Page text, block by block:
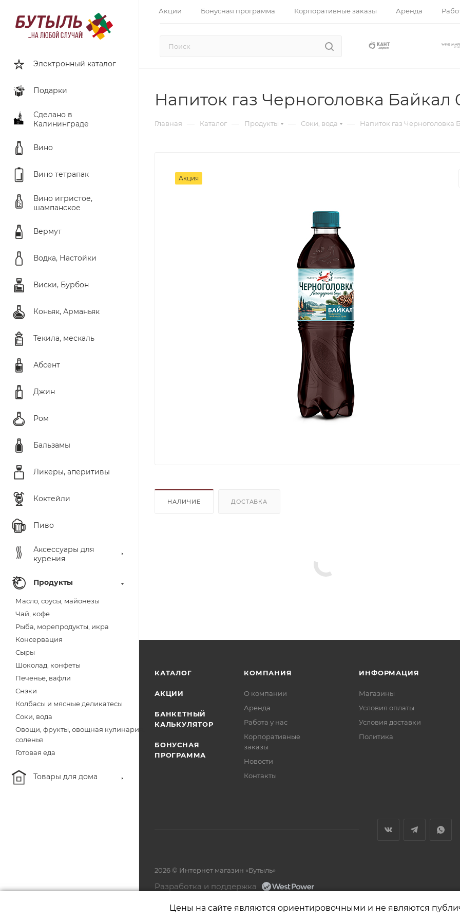
Акции Бонусная программа Корпоративные заказы Аренда
Электронный каталог
Подарки
Сделано в
Калининграде
Вино
Вино тетрапак
Вино игристое,
шампанское
Вермут
Водка, Настойки
Виски, Бурбон
Коньяк, Арманьяк
Текила, мескаль
Абсент
Джин
Ром
Бальзамы
Ликеры, аперитивы
Коктейли
Пиво
Аксессуары для
курения
Продукты
Масло, соусы, майонезы
Чай, кофе
Рыба, морепродукты, икра
Консервация
Сыры
Шоколад, конфеты
Печенье, вафли
Снэки
Колбасы и мясные деликатесы
Соки, вода
Овощи, фрукты, овощная кулинария,
соленья
Готовая еда
Товары для дома
Напиток газ Черноголовка Байкал
Главная — Каталог — Продукты — Соки, вода — Напиток газ Черноголовка
Акция
НАЛИЧИЕ ДОСТАВКА
КАТАЛОГ
АКЦИИ
БАНКЕТНЫЙ
КАЛЬКУЛЯТОР
БОНУСНАЯ
ПРОГРАММА
КОМПАНИЯ
О компании
Аренда
Работа у нас
Корпоративные
заказы
Новости
Контакты
ИНФОРМАЦИЯ
Магазины
Условия оплаты
Условия доставки
Политика
2026 © Интернет магазин «Бутыль»
Разработка и поддержка
Цены на сайте являются ориентировочными и не являются